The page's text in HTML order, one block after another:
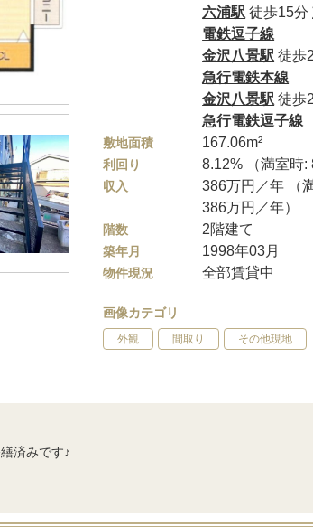
六浦駅 徒歩15分
電鉄逗子線
金沢八景駅 徒歩
急行電鉄本線
金沢八景駅 徒歩
急行電鉄逗子線
敷地面積 167.06m²
利回り 8.12% （満室時:
収入
386万円／年 （
386万円／年）
階数 2階建て
築年月 1998年03月
物件現況 全部賃貸中
画像カテゴリ
外観 間取り その他現地
済みです♪